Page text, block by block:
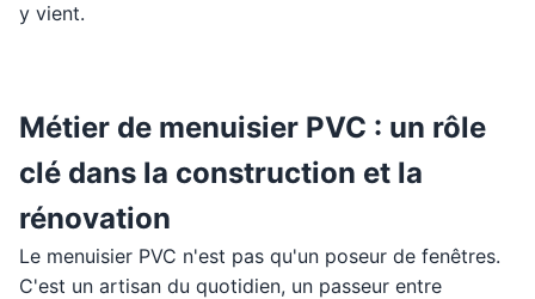
y vient.
Métier de menuisier PVC : un rôle
clé dans la construction et la
rénovation
Le menuisier PVC n'est pas qu'un poseur de fenêtres.
C'est un artisan du quotidien, un passeur entre